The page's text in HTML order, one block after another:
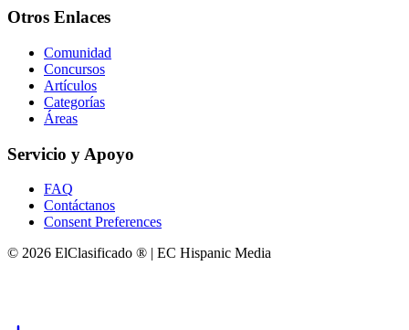
Otros Enlaces
Comunidad
Concursos
Artículos
Categorías
Áreas
Servicio y Apoyo
FAQ
Contáctanos
Consent Preferences
© 2026 ElClasificado ® | EC Hispanic Media